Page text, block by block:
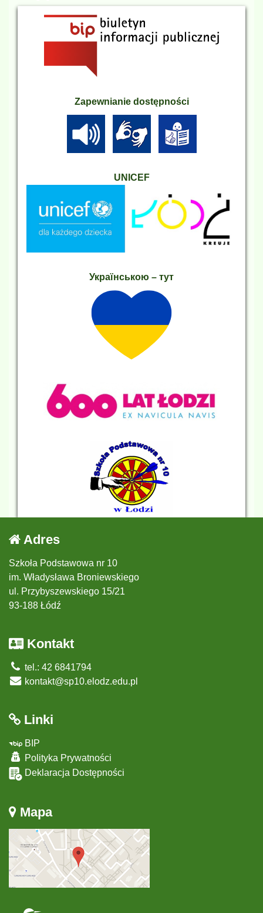
Zapewnianie dostępności
UNICEF
Українською – тут
Adres
Szkoła Podstawowa nr 10
im. Władysława Broniewskiego
ul. Przybyszewskiego 15/21
93-188 Łódź
Kontakt
tel.: 42 6841794
kontakt@sp10.elodz.edu.pl
Linki
BIP
Polityka Prywatności
Deklaracja Dostępności
Mapa